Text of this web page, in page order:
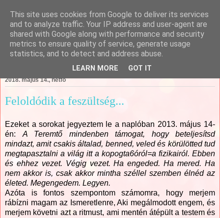
Csajági Ildikó - ÖrömKépek
2018. május 14., hétfő
Feloldódik a feszültség...
Ezeket a sorokat jegyeztem le a naplóban 2013. május 14-
én: A Teremtő mindenben támogat, hogy beteljesítsd
mindazt, amit csakis általad, benned, veled és körülötted tud
megtapasztalni a világ itt a kopogta6óról=a fizikairól. Ebben
és ehhez vezet. Végig vezet. Ha engeded. Ha mered. Ha
nem akkor is, csak akkor mintha széllel szemben élnéd az
életed. Megengedem. Legyen.
Azóta is fontos szempontom számomra, hogy merjem
rábízni magam az Ismeretlenre, Aki megálmodott engem, és
merjem követni azt a ritmust, ami mentén átépült a testem és
This site uses cookies from Google to deliver its services
and to analyze traffic. Your IP address and user-agent are
shared with Google along with performance and security
metrics to ensure quality of service, generate usage
statistics, and to detect and address abuse.
LEARN MORE GOT IT